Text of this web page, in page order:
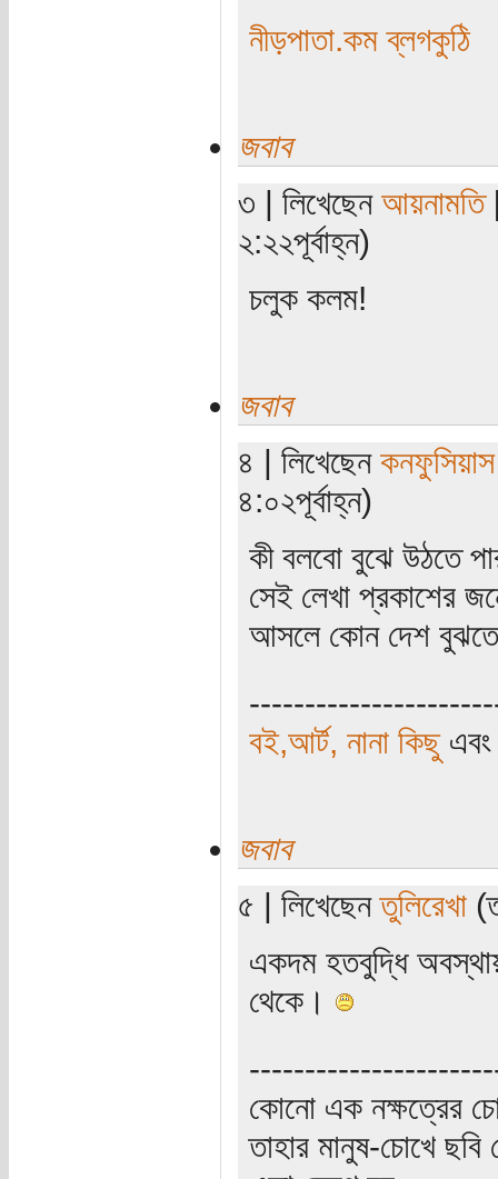
নীড়পাতা.কম ব্লগকুঠি
জবাব
৩ | লিখেছেন আয়নামতি
২:২২পূর্বাহ্ন)
চলুক কলম!
জবাব
৪ | লিখেছেন কনফুসিয়াস
৪:০২পূর্বাহ্ন)
কী বলবো বুঝে উঠতে
সেই লেখা প্রকাশের
আসলে কোন দেশ বুঝতে
বই,আর্ট, নানা কিছু
জবাব
৫ | লিখেছেনতুলিরেখা
একদম হতবুদ্ধি
থেকে।
কোনো এক নক্ষত্রের
তাহার মানুষ-চোখে ছবি